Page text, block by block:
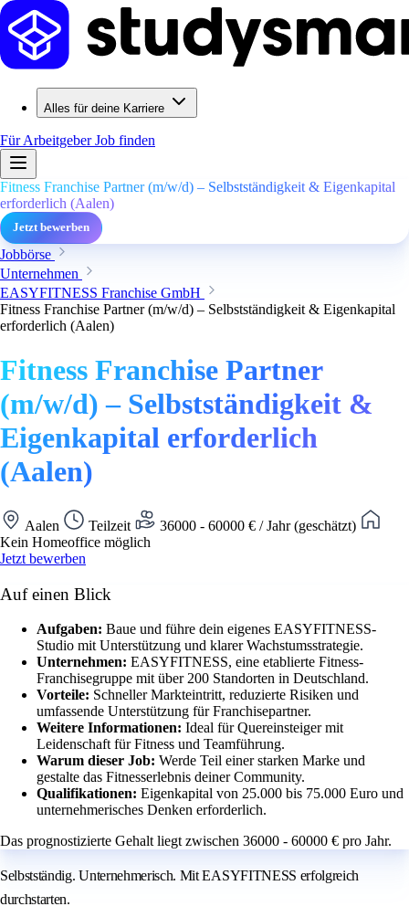
Alles für deine Karriere
Für ArbeitgeberJob finden
Fitness Franchise Partner (m/w/d) – Selbstständigkeit & Eigenkapital
erforderlich (Aalen)
Jetzt bewerben
Jobbörse
Unternehmen
EASYFITNESS Franchise GmbH
Fitness Franchise Partner (m/w/d) – Selbstständigkeit & Eigenkapital
erforderlich (Aalen)
Fitness Franchise Partner
(m/w/d) – Selbstständigkeit &
Eigenkapital erforderlich
(Aalen)
Aalen Teilzeit
36000 - 60000 € / Jahr (geschätzt)
Kein Homeoffice möglich
Jetzt bewerben
Auf einen Blick
Aufgaben: Baue und führe dein eigenes EASYFITNESS-
Studio mit Unterstützung und klarer Wachstumsstrategie.
Unternehmen: EASYFITNESS, eine etablierte Fitness-
Franchisegruppe mit über 200 Standorten in Deutschland.
Vorteile: Schneller Markteintritt, reduzierte Risiken und
umfassende Unterstützung für Franchisepartner.
Weitere Informationen: Ideal für Quereinsteiger mit
Leidenschaft für Fitness und Teamführung.
Warum dieser Job: Werde Teil einer starken Marke und
gestalte das Fitnesserlebnis deiner Community.
Qualifikationen: Eigenkapital von 25.000 bis 75.000 Euro und
unternehmerisches Denken erforderlich.
Das prognostizierte Gehalt liegt zwischen 36000 - 60000 € pro Jahr.
Selbstständig. Unternehmerisch. Mit EASYFITNESS erfolgreich
durchstarten.